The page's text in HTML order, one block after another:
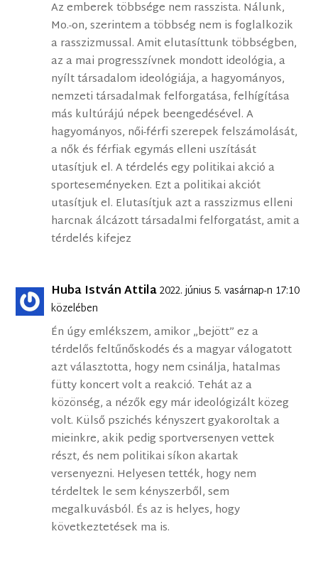
Az emberek többsége nem rasszista. Nálunk,
Mo.-on, szerintem a többség nem is foglalkozik
a rasszizmussal. Amit elutasíttunk többségben,
az a mai progresszívnek mondott ideológia, a
nyílt társadalom ideológiája, a hagyományos,
nemzeti társadalmak felforgatása, felhígítása
más kultúrájú népek beengedésével. A
hagyományos, női-férfi szerepek felszámolását,
a nők és férfiak egymás elleni uszítását
utasítjuk el. A térdelés egy politikai akció a
sporteseményeken. Ezt a politikai akciót
utasítjuk el. Elutasítjuk azt a rasszizmus elleni
harcnak álcázott társadalmi felforgatást, amit a
térdelés kifejez
Huba István Attila2022. június 5. vasárnap-n 17:10
közelében
Én úgy emlékszem, amikor „bejött” ez a
térdelős feltűnőskodés és a magyar válogatott
azt választotta, hogy nem csinálja, hatalmas
fütty koncert volt a reakció. Tehát az a
közönség, a nézők egy már ideológizált közeg
volt. Külső pszichés kényszert gyakoroltak a
mieinkre, akik pedig sportversenyen vettek
részt, és nem politikai síkon akartak
versenyezni. Helyesen tették, hogy nem
térdeltek le sem kényszerből, sem
megalkuvásból. És az is helyes, hogy
következtetések ma is.